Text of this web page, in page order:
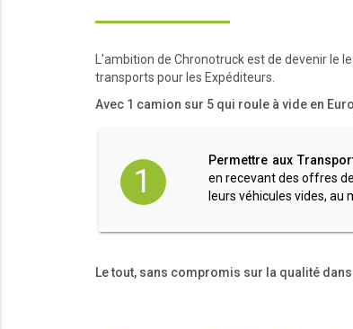
L'ambition de Chronotruck est de devenir
transports pour les Expéditeurs.
Avec 1 camion sur 5 qui roule à vide en
1
Permettre aux
en recevant des offres
leurs véhicules vides, au
Le tout, sans compromis sur la qualité